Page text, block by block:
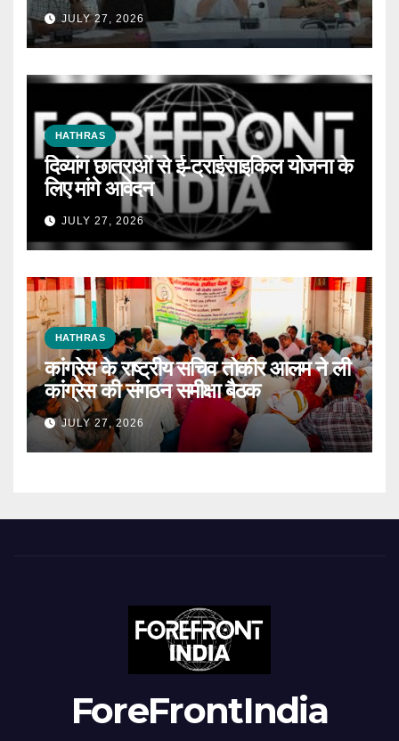
JULY 27, 2026
HATHRAS
दिव्यांग छात्राओं से ई-ट्राईसाइकिल योजना के
लिए मांगे आवेदन
JULY 27, 2026
HATHRAS
कांग्रेस के राष्ट्रीय सचिव तोकीर आलम ने ली
कांग्रेस की संगठन समीक्षा बैठक
JULY 27, 2026
ForeFrontIndia